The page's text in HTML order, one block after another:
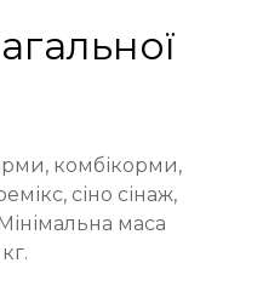
комбікорми,
сіно сінаж,
маса